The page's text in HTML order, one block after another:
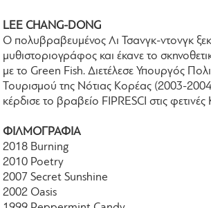
LEE CHANG-DONG
Ο πολυβραβευμένος Λι Τσανγκ-ντονγκ
μυθιστοριογράφος και έκανε το
με το Green Fish. Διετέλεσε Υπουργός
Τουρισμού της Νότιας Κορέας (2003-
κέρδισε το βραβείο FIPRESCI στις φετινές
ΦΙΛΜΟΓΡΑΦΙΑ
2018 Burning
2010 Poetry
2007 Secret Sunshine
2002 Oasis